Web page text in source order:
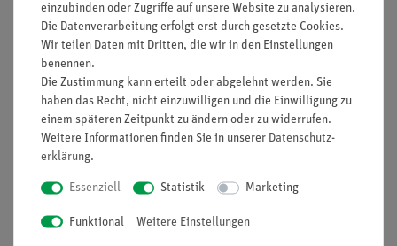
Artikel-Nr.:12933-01 Artikel-Nr.:
einzubinden oder Zugriffe auf unsere Website zu analysieren.
Die Datenverarbeitung erfolgt erst durch gesetzte Cookies.
Wir teilen Daten mit Dritten, die wir in den Einstellungen
benennen.
Die Zustimmung kann erteilt oder abgelehnt werden. Sie
haben das Recht, nicht einzuwilligen und die Einwilligung zu
einem späteren Zeitpunkt zu ändern oder zu widerrufen.
Weitere Informationen finden Sie in unserer Daten­schutz­
erklärung.
Essenziell Statistik Marketing
Funktional Weitere Einstellungen